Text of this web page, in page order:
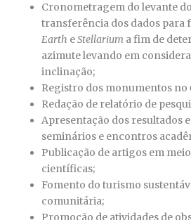
Cronometragem do levante
transferência dos dados para
Earth eStellarium a fim de
azimute levando em
inclinação;
Registro dos monumentos no
Redação de relatório de
Apresentação dos resultados
seminários e encontros
Publicação de artigos em
científicas;
Fomento do turismo
comunitária;
Promoção de atividades de